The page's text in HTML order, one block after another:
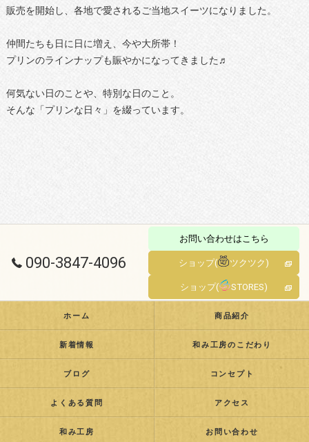
販売を開始し、各地で愛されるご当地スイーツになりました。
仲間たちも日に日に増え、今や大所帯！
プリンのラインナップも賑やかになってきました♬
何気ない日のことや、特別な日のこと。
そんな「プリンな日々」を綴っています。
090-3847-4096
お問い合わせはこちら
ショップ( ツクツク)
ショップ( STORES)
ホーム 商品紹介
新着情報 和み工房のこだわり
ブログ コンセプト
よくある質問 アクセス
和み工房 お問い合わせ